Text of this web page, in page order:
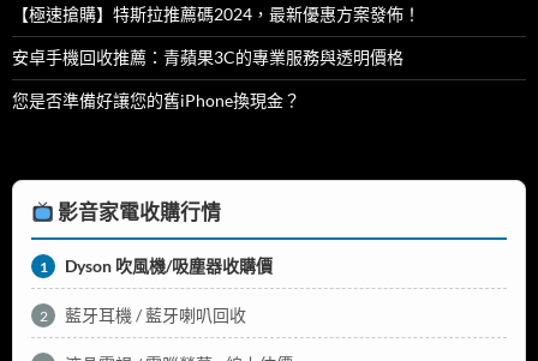
【極速搶購】特斯拉推薦碼2024，最新優惠方案發佈！
安卓手機回收推薦：青蘋果3C的專業服務與透明價格
您是否準備好讓您的舊iPhone換現金？
影音家電收購行情
1 Dyson 吹風機/吸塵器收購價
2 藍牙耳機 / 藍牙喇叭回收